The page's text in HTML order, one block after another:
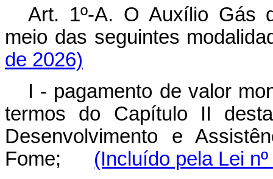
Art. 1º-A. O Auxílio Gás
meio das seguintes
de 2026)
I - pagamento de valor
termos do Capítulo II
Desenvolvimento e
Fome; (Incluído pela Lei